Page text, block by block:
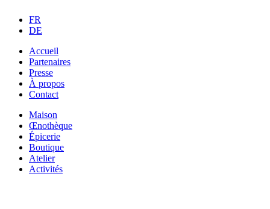
FR
DE
Accueil
Partenaires
Presse
À propos
Contact
Maison
Œnothèque
Épicerie
Boutique
Atelier
Activités